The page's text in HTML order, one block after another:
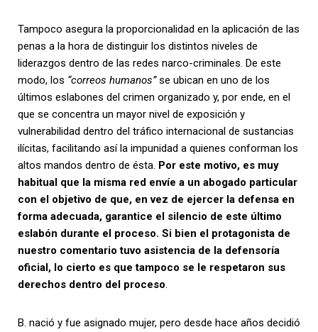
Tampoco asegura la proporcionalidad en la aplicación de las
penas a la hora de distinguir los distintos niveles de
liderazgos dentro de las redes narco-criminales. De este
modo, los “correos humanos”se ubican en uno de los
últimos eslabones del crimen organizado y, por ende, en el
que se concentra un mayor nivel de exposición y
vulnerabilidad dentro del tráfico internacional de sustancias
ilícitas, facilitando así la impunidad a quienes conforman los
altos mandos dentro de ésta. Por este motivo, es muy
habitual que la misma red envíe a un abogado particular
con el objetivo de que, en vez de ejercer la defensa en
forma adecuada, garantice el silencio de este último
eslabón durante el proceso. Si bien el protagonista de
nuestro comentario tuvo asistencia de la defensoría
oficial, lo cierto es que tampoco se le respetaron sus
derechos dentro del proceso
B. nació y fue asignado mujer, pero desde hace años decidió